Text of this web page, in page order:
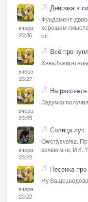
вчера
23:36
Девочка в
Фундамент-
хорошем
ос
вчера
23:27
Всё про
вчера
23:25
На рассвете
Задумка
вчера
23:22
Солнца луч.
Qwertysvetka.
зачем мне,
вчера
23:22
Песенка
Ну